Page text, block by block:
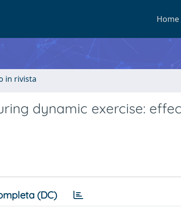
Home
in rivista
dynamic exercise:
(DC)